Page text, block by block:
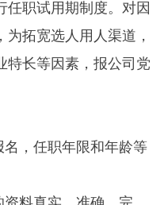
任职试用期制度。对因
拓宽选人用人渠道，
特长等因素，报公司党
，任职年限和年龄等